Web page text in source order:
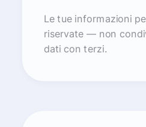
Le tue informazioni
riservate — non
dati con terzi.